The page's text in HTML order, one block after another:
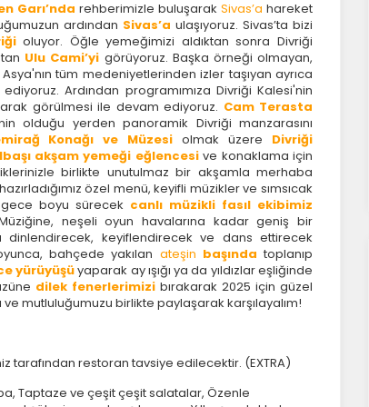
popüler olduğunu ve kullanıcıların nerede zorluk
anlamamıza yardımcı olur.
Çerezleri
ilgi alanlarınıza uygun reklamlar göstermek için kullanılır.
reklamları görmeye devam edersiniz, ancak daha
olabilirler.
Reddet Tümünü Kabul Et Tercihleri Kaydet
Garı’ndarehberimizle buluşarakSivas’ahareket
ardından Sivas’aulaşıyoruz. Sivas’ta bizi
oluyor. Öğle yemeğimizi aldıktan sonra Divriği
Ulu Cami’yi görüyoruz. Başka örneği olmayan,
tüm medeniyetlerinden izler taşıyan ayrıca
Ardından programımıza Divriği Kalesi'nin
görülmesi ile devam ediyoruz. Cam Terasta
olduğu yerden panoramik Divriği manzarasını
Konağı ve Müzesi olmak üzere Divriği
akşam yemeği eğlencesive konaklama için
birlikte unutulmaz bir akşamla merhaba
özel menü, keyifli müzikler ve sımsıcak
boyu sürecek canlı müzikli fasıl ekibimiz
neşeli oyun havalarına kadar geniş bir
dinlendirecek, keyiflendirecek ve dans ettirecek
bahçede yakılan ateşin başındatoplanıp
yürüyüşüyaparak ay ışığı ya da yıldızlar eşliğinde
dilek fenerlerimizi bırakarak 2025 için güzel
ve mutluluğumuzu birlikte paylaşarak karşılayalım!
tarafından restoran tavsiye edilecektir. (EXTRA)
Taptaze ve çeşit çeşit salatalar, Özenle